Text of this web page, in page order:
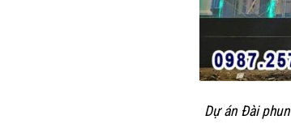
Dự án Đài